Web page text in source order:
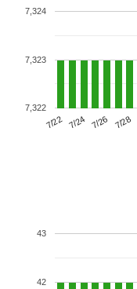
7/22 7/24 7/26 7/28
7,322
7,323
7,324
42
43